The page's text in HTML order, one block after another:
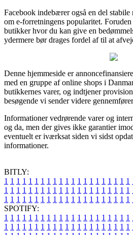
Facebook indebærer også en del
om e-forretningens popularitet.
butikker hvor du kan give en
ydermere bør drages fordel af til at
Denne hjemmeside er
med en gruppe af online shops i
butikkernes varer, og indtjener
besøgende vi sender videre
Informationer vedrørende varer og
og da, men der gives ikke garantier
eventuelt er iværksat siden vi sidst
informationer.
BITLY:
1 1 1 1 1 1 1 1 1 1 1 1 1 1 1 1 1 1 1 1 1
1 1 1 1 1 1 1 1 1 1 1 1 1 1 1 1 1 1 1 1 1
1 1 1 1 1 1 1 1 1 1 1 1 1 1 1 1 1 1 1 1 1
SPOTIFY:
1 1 1 1 1 1 1 1 1 1 1 1 1 1 1 1 1 1 1 1 1
1 1 1 1 1 1 1 1 1 1 1 1 1 1 1 1 1 1 1 1 1